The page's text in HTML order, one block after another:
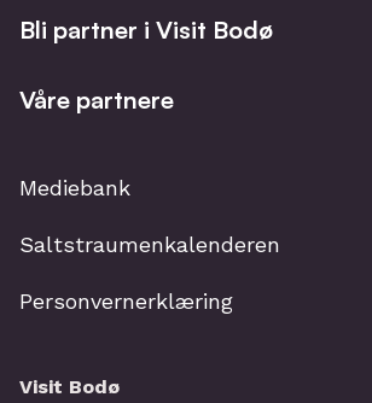
Bli partner i Visit Bodø
Våre partnere
Mediebank
Saltstraumenkalenderen
Personvernerklæring
Visit Bodø